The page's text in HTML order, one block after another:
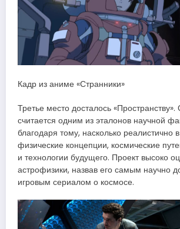
Кадр из аниме «Странники»
Третье место досталось
считается одним из эталонов научной
благодаря тому, насколько реалистично
физические концепции, космические
и технологии будущего. Проект высоко
астрофизики, назвав его самым научно
игровым сериалом о космосе.